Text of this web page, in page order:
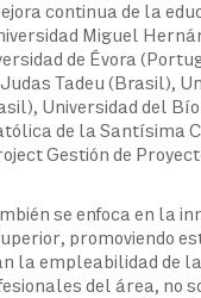
continua de la
Miguel
de Évora
Tadeu (Brasil),
Universidad del
de la Santísima
Gestión de
se enfoca en la
promoviendo
la empleabilidad de
del área, no